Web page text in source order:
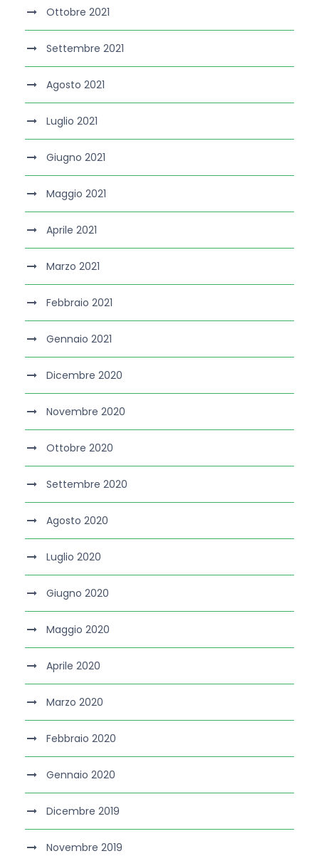
Ottobre 2021
Settembre 2021
Agosto 2021
Luglio 2021
Giugno 2021
Maggio 2021
Aprile 2021
Marzo 2021
Febbraio 2021
Gennaio 2021
Dicembre 2020
Novembre 2020
Ottobre 2020
Settembre 2020
Agosto 2020
Luglio 2020
Giugno 2020
Maggio 2020
Aprile 2020
Marzo 2020
Febbraio 2020
Gennaio 2020
Dicembre 2019
Novembre 2019